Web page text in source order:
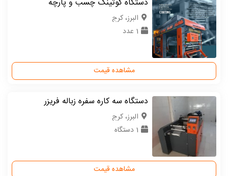
البرز، کرج
1 عدد
مشاهده قیمت
دستگاه سه کاره سفره زباله فریزر
البرز، کرج
1 دستگاه
مشاهده قیمت